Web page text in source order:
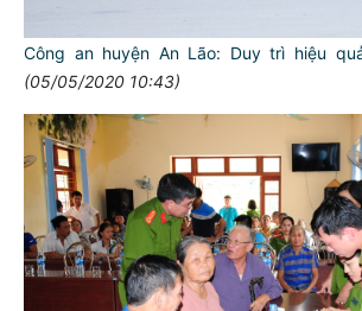
Công an huyện An Lão: Duy trì hiệu
(05/05/2020 10:43)